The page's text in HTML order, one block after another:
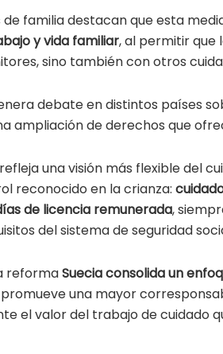
familia destacan que esta
y vida familiar, al permitir que
sino también con otros
debate en distintos países
ampliación de derechos que
una visión más flexible del
reconocido en la crianza:
de licencia remunerada,
del sistema de seguridad
reformaSuecia consolida un
una mayor
el valor del trabajo de cuidado